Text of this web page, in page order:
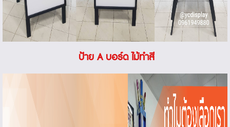
ป้าย A บอร์ด ไม้ทำสี